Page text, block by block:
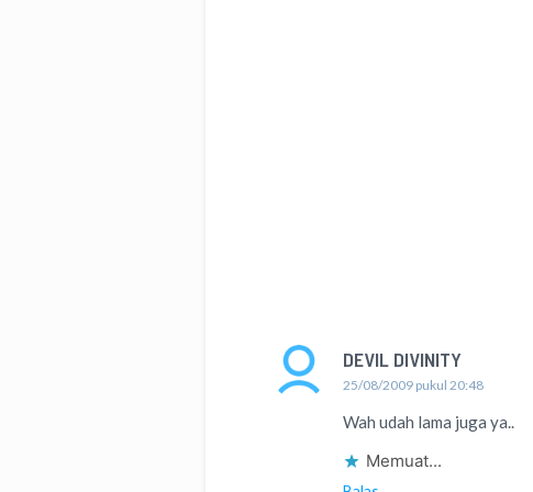
DEVIL DIVINITY
25/08/2009 pukul 20:48
Wah udah lama juga ya..
Memuat...